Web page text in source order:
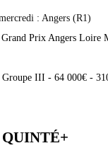
: Angers (R1)
Grand Prix Angers Loire
III - 64 000€ -